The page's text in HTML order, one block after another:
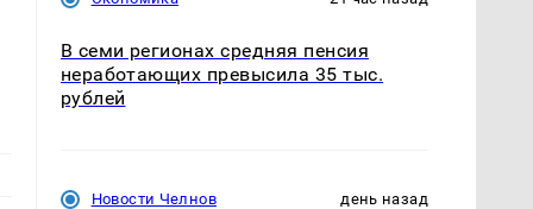
В семи регионах средняя пенсия
неработающих превысила 35 тыс.
рублей
Новости Челнов день назад